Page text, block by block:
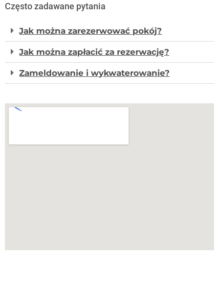
Często zadawane pytania
Jak można zarezerwować pokój?
Jak można zapłacić za rezerwację?
Zameldowanie i wykwaterowanie?